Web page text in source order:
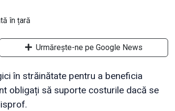
Urmărește-ne pe Google News
în străinătate pentru a beneficia
obligați să suporte costurile dacă se